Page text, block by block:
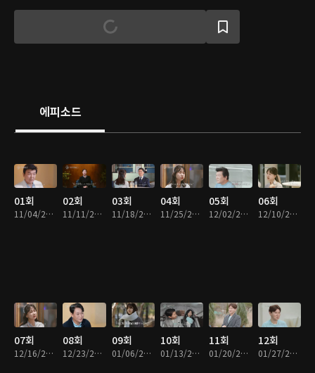
로 인해 ‘고독’이라는 함정에 빠진 다이아 출연자들의 리얼 연애 도전기
가 시작됩니다! <이젠 사랑할 수 있을까>
에피소드
01회
11/04/2024 • 1시간 16분
02회
11/11/2024 • 1시간 21분
03회
11/18/2024 • 1시간 19분
04회
11/25/2024 • 1시간 20분
05회
12/02/2024 • 1시간 22분
06회
12/10/2024 • 1시간 27분
07회
12/16/2024 • 1시간 29분
08회
12/23/2024 • 1시간 25분
09회
01/06/2025 • 1시간 22분
10회
01/13/2025 • 1시간 26분
11회
01/20/2025 • 1시간 22분
12회
01/27/2025 • 1시간 27분